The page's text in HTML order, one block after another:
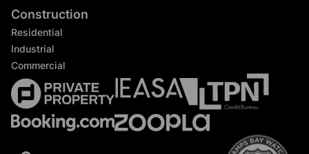
Construction
Residential
Industrial
Commercial